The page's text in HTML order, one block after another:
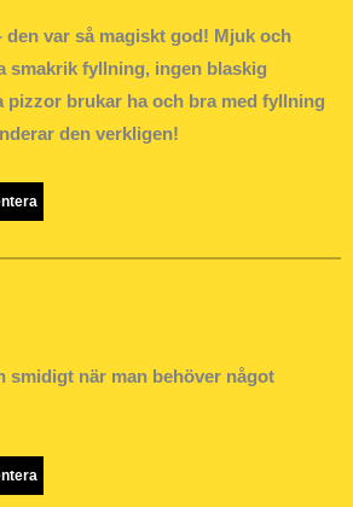
den var så magiskt god! Mjuk och
smakrik fyllning, ingen blaskig
pizzor brukar ha och bra med fyllning
den verkligen!
smidigt när man behöver något